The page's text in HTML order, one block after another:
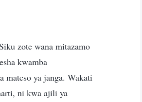
zote wana mitazamo
kwamba
ya janga. Wakati
ni kwa ajili ya